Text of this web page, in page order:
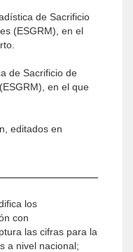
de Sacrificio
(ESGRM), en el
de Sacrificio de
en el que
editados en
los
con
las cifras para la
a nivel nacional;